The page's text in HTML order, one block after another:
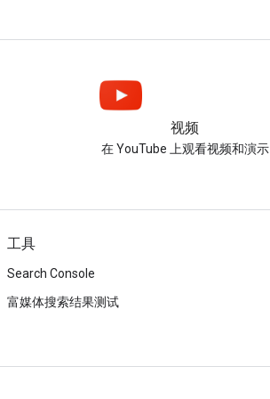
视频
在 YouTube 上观看视频和演示
工具
Search Console
富媒体搜索结果测试